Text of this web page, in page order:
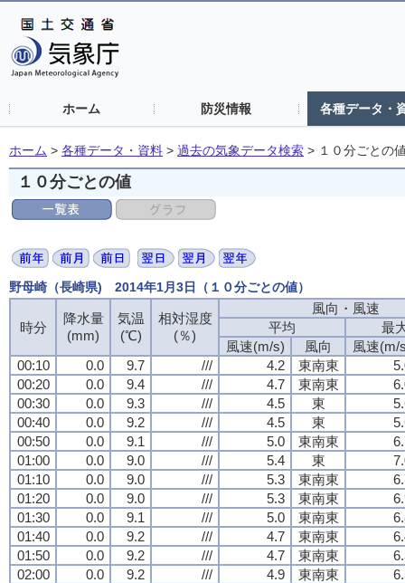
ホーム 防災情報 各種データ・
ホーム > 各種データ・資料 > 過去の気象データ検索 > １０分ごとの
１０分ごとの値
野母崎（長崎県) 2014年1月3日（１０分ごとの値）
時分
降水量
(mm)
気温
(℃)
相対湿度
(％)
風向・風速
平均
最
風速(m/s)
風向
風速(m/
00:10
0.0 9.7 /// 4.2 東南東
00:20
0.0 9.4 /// 4.7 東南東
00:30
0.0 9.3 /// 4.5 東
00:40
0.0 9.2 /// 4.5 東
00:50
0.0 9.1 /// 5.0 東南東
01:00
0.0 9.0 /// 5.4 東
01:10
0.0 9.0 /// 5.3 東南東
01:20
0.0 9.0 /// 5.3 東南東
01:30
0.0 9.1 /// 5.0 東南東
01:40
0.0 9.2 /// 4.7 東南東
01:50
0.0 9.2 /// 4.7 東南東
02:00
0.0 9.2 /// 4.9 東南東